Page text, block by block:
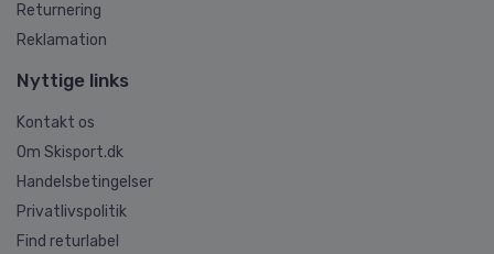
Returnering
Reklamation
Nyttige links
Kontakt os
Om Skisport.dk
Handelsbetingelser
Privatlivspolitik
Find returlabel